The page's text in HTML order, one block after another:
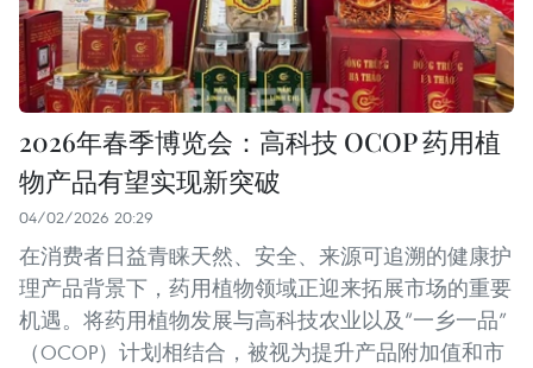
2026年春季博览会：高科技 OCOP 药用植
物产品有望实现新突破
04/02/2026 20:29
在消费者日益青睐天然、安全、来源可追溯的健康护
理产品背景下，药用植物领域正迎来拓展市场的重要
机遇。将药用植物发展与高科技农业以及“一乡一品”
（OCOP）计划相结合，被视为提升产品附加值和市